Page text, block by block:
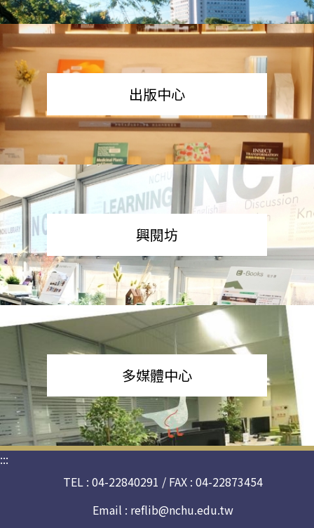
出版中心
興閱坊
多媒體中心
:::
TEL : 04-22840291 / FAX : 04-22873454
Email : reflib@nchu.edu.tw